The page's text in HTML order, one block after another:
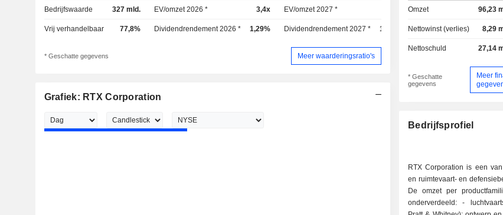
Bedrijfswaarde 327 mld. EV/omzet 2026 * 3,4x EV/omzet 2027 *
Vrij verhandelbaar 77,8% Dividendrendement 2026 * 1,29% Dividendrendement 2027 * 1,38%
* Geschatte gegevens Meer waarderingsratio's
Grafiek: RTX Corporation
Omzet 96,23
Nettowinst (verlies) 8,29
Nettoschuld 27,14
* Geschatte
gegevens
Meer
Bedrijfsprofiel
RTX Corporation is een
en ruimtevaart- en
De omzet per
onderverdeeld: - luchtvaartsystemen (37,1%;